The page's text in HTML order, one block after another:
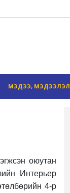
МЭДЭЭ, МЭДЭЭЛЭЛ
оюутан
Интерьер
4-р